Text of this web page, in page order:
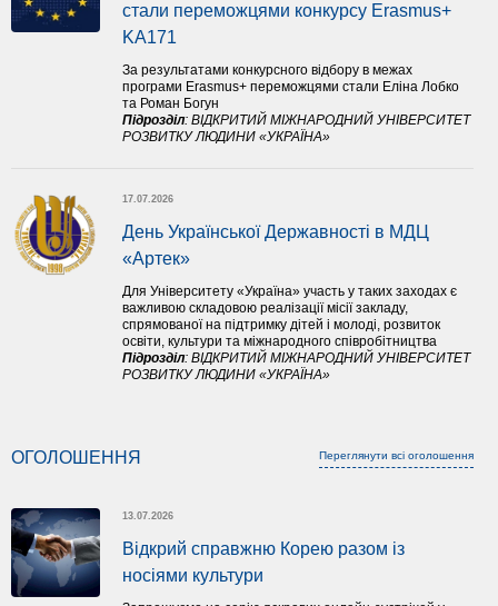
стали переможцями конкурсу Erasmus+
KA171
За результатами конкурсного відбору в межах
програми Erasmus+ переможцями стали Еліна Лобко
та Роман Богун
Підрозділ: ВІДКРИТИЙ МІЖНАРОДНИЙ УНІВЕРСИТЕТ
РОЗВИТКУ ЛЮДИНИ «УКРАЇНА»
17.07.2026
День Української Державності в МДЦ
«Артек»
Для Університету «Україна» участь у таких заходах є
важливою складовою реалізації місії закладу,
спрямованої на підтримку дітей і молоді, розвиток
освіти, культури та міжнародного співробітництва
Підрозділ: ВІДКРИТИЙ МІЖНАРОДНИЙ УНІВЕРСИТЕТ
РОЗВИТКУ ЛЮДИНИ «УКРАЇНА»
ОГОЛОШЕННЯ Переглянути всі оголошення
13.07.2026
Відкрий справжню Корею разом із
носіями культури